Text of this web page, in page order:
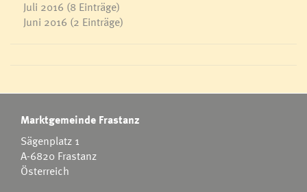
Juli 2016 (8 Einträge)
Juni 2016 (2 Einträge)
Marktgemeinde Frastanz
Sägenplatz 1
A-6820 Frastanz
Österreich